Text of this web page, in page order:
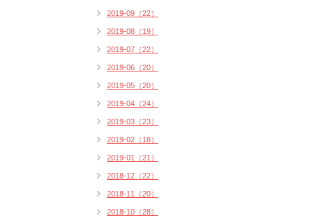
2019-09（22）
2019-08（19）
2019-07（22）
2019-06（20）
2019-05（20）
2019-04（24）
2019-03（23）
2019-02（18）
2019-01（21）
2018-12（22）
2018-11（20）
2018-10（28）